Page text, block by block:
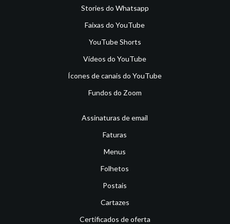
Stories do Whatsapp
Faixas do YouTube
YouTube Shorts
Vídeos do YouTube
Ícones de canais do YouTube
Fundos do Zoom
Assinaturas de email
Faturas
Menus
Folhetos
Postais
Cartazes
Certificados de oferta